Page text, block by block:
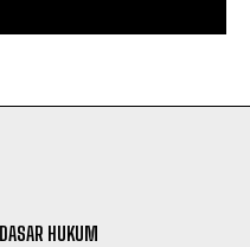
DASAR HUKUM